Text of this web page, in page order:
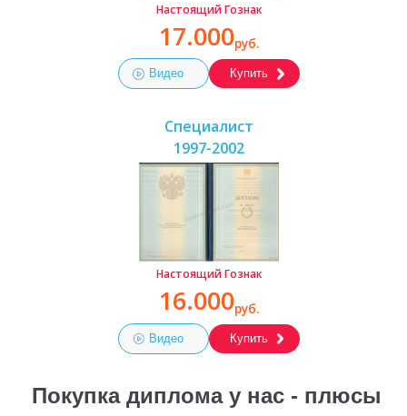
Настоящий Гознак
17.000руб.
Видео Купить
Специалист
1997-2002
Настоящий Гознак
16.000руб.
Видео Купить
Покупка диплома у нас - плюсы